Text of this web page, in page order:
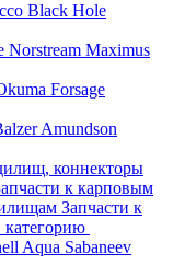
Black Hole
Norstream Maximus
Forsage
Amundson
коннекторы
к карповым
Запчасти к
Aqua Sabaneev